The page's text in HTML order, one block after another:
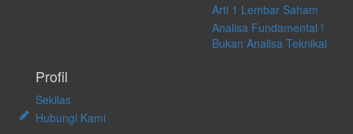
Arti 1 Lembar Saham
Analisa Fundamental !
Bukan Analisa Teknikal
Profil
Sekilas
Hubungi Kami